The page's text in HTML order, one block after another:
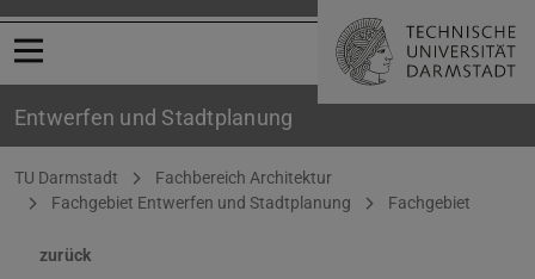
Menü öffnen
Entwerfen und Stadtplanung
Sie befinden sich hier:
TU Darmstadt
Fachbereich Architektur
Fachgebiet Entwerfen und Stadtplanung
Fachgebiet
zurück